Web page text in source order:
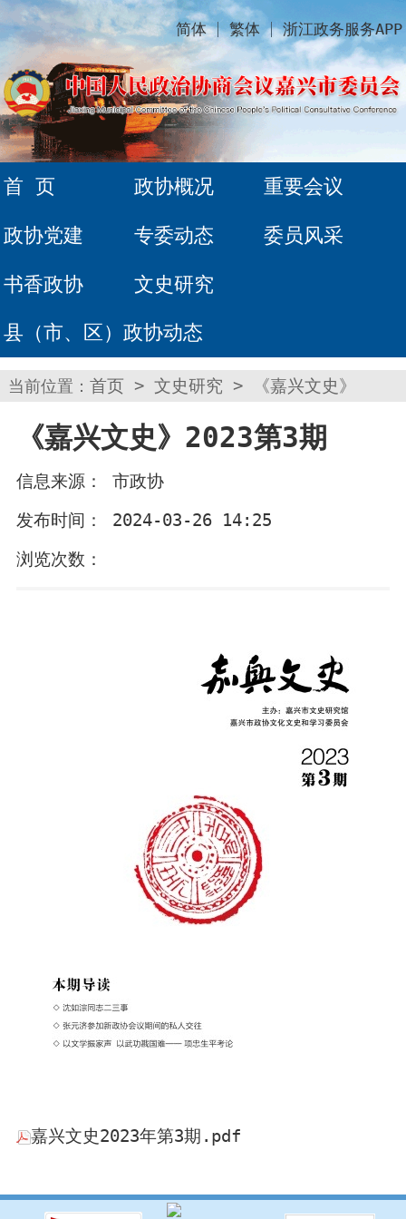
简体 繁体 浙江政务服务APP
首 页 政协概况 重要会议
政协党建 专委动态 委员风采
书香政协 文史研究
县（市、区）政协动态
当前位置： 首页 > 文史研究 > 《嘉兴文史》
《嘉兴文史》2023第3期
信息来源： 市政协
发布时间： 2024-03-26 14:25
浏览次数：
嘉兴文史2023年第3期.pdf